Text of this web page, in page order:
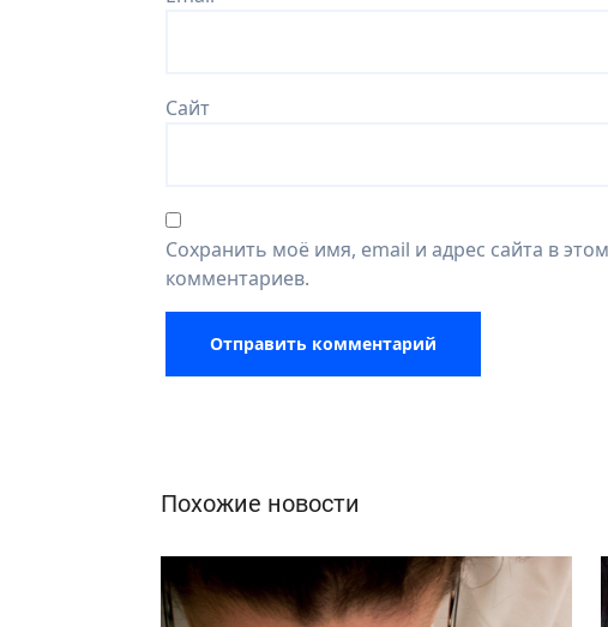
Сайт
Сохранить моё имя, email и адрес сайта в
комментариев.
Похожие новости